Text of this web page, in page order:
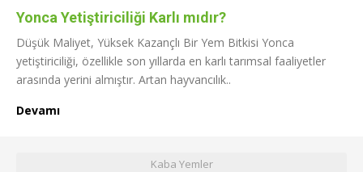
Yonca Yetiştiriciliği Karlı mıdır?
Düşük Maliyet, Yüksek Kazançlı Bir Yem Bitkisi Yonca
yetiştiriciliği, özellikle son yıllarda en karlı tarımsal faaliyetler
arasında yerini almıştır. Artan hayvancılık..
Devamı
Kaba Yemler